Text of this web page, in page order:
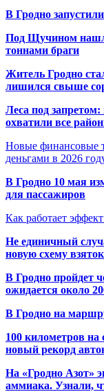
В Гродно
Под Щучином
тоннами браги
Житель Гродно
лишился свыше
Леса под
охватили все
Новые финансовые
деньгами в 2026
В Гродно 10 мая
для пассажиров
Как работает
Не единичный
новую схему
В Гродно пройдет
ожидается около
В Гродно на
100 километров на
новый рекорд
На «Гродно Азот»
аммиака. Узнали,